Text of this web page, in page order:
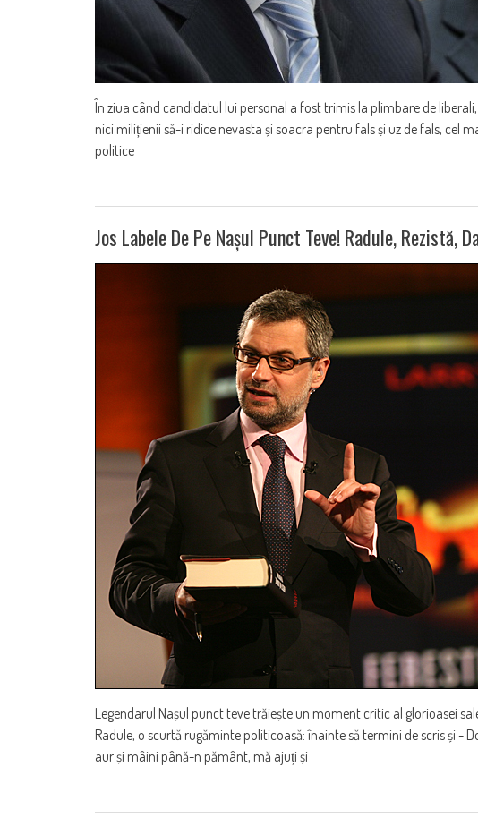
În ziua când candidatul lui personal a fost trimis la plimbare de
nici milițienii să-i ridice nevasta și soacra pentru fals și uz de fals, cel
politice
Jos Labele De Pe Nașul Punct Teve! Radule, Rezistă,
Legendarul Nașul punct teve trăiește un moment critic al glorioasei
Radule, o scurtă rugăminte politicoasă: înainte să termini de scris și -
aur și mâini până-n pământ, mă ajuți și